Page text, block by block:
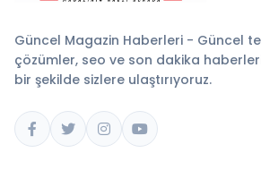
Güncel Magazin Haberleri - Güncel
çözümler, seo ve son dakika
bir şekilde sizlere ulaştırıyoruz.